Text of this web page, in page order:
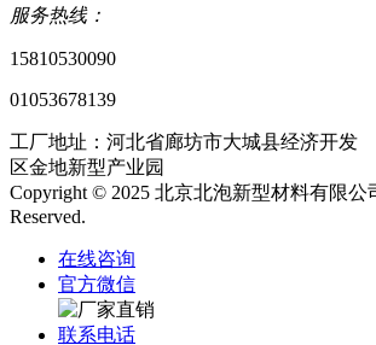
服务热线：
15810530090
01053678139
工厂地址：河北省廊坊市大城县经济开发
区金地新型产业园
Copyright © 2025 北京北泡新型材料有限公
Reserved.
在线咨询
官方微信
联系电话